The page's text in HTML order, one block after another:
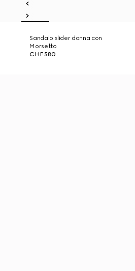
Sandalo slider donna con
Morsetto
CHF 580